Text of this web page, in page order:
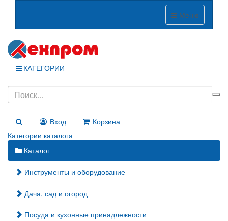
Меню
КАТЕГОРИИ
Вход
Корзина
Категории каталога
Каталог
Инструменты и оборудование
Дача, сад и огород
Посуда и кухонные принадлежности